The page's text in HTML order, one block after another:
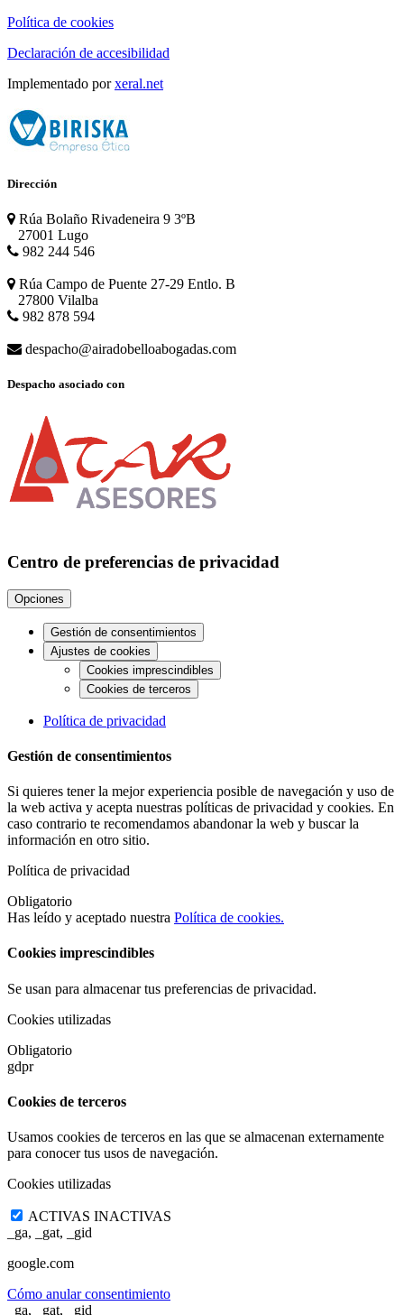
Política de cookies
Declaración de accesibilidad
Implementado porxeral.net
Dirección
Rúa Bolaño Rivadeneira 9 3ºB
27001 Lugo
982 244 546
Rúa Campo de Puente 27-29 Entlo. B
27800 Vilalba
982 878 594
despacho@airadobelloabogadas.com
Despacho asociado con
Centro de preferencias de privacidad
Opciones
Gestión de consentimientos
Ajustes de cookies
Cookies imprescindibles
Cookies de terceros
Política de privacidad
Gestión de consentimientos
Si quieres tener la mejor experiencia posible de navegación y uso de
la web activa y acepta nuestras políticas de privacidad y cookies. En
caso contrario te recomendamos abandonar la web y buscar la
información en otro sitio.
Política de privacidad
Obligatorio
Has leído y aceptado nuestra Política de cookies.
Cookies imprescindibles
Se usan para almacenar tus preferencias de privacidad.
Cookies utilizadas
Obligatorio
gdpr
Cookies de terceros
Usamos cookies de terceros en las que se almacenan externamente
para conocer tus usos de navegación.
Cookies utilizadas
ACTIVAS INACTIVAS
_ga, _gat, _gid
google.com
Cómo anular consentimiento
_ga, _gat, _gid